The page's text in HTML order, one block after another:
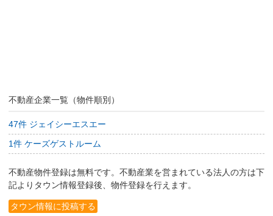
不動産企業一覧（物件順別）
47件 ジェイシーエスエー
1件 ケーズゲストルーム
不動産物件登録は無料です。不動産業を営まれている法人の方は下
記よりタウン情報登録後、物件登録を行えます。
タウン情報に投稿する